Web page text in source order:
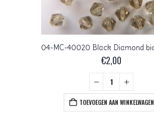
€2,00
TOEVOEGEN AAN WINKELWAGEN